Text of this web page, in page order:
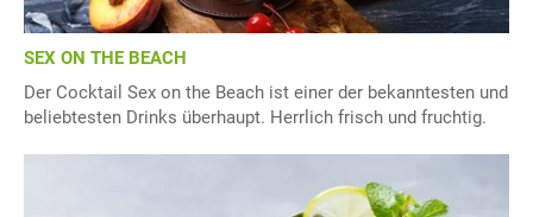
SEX ON THE BEACH
Der Cocktail Sex on the Beach ist einer der bekanntesten und
beliebtesten Drinks überhaupt. Herrlich frisch und fruchtig.